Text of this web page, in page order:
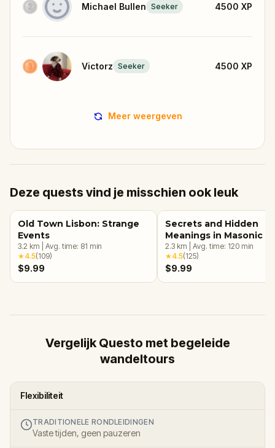
Michael Bullen Seeker 4500 XP
Victorz Seeker 4500 XP
Meer weergeven
Deze quests vind je misschien ook leuk
Old Town Lisbon: Strange
Events
3.2 km Avg. time: 81 min
★4.5(109)
$9.99
Secrets and Hidden
Meanings in Masonic
2.3 km Avg. time: 120 min
★4.5(125)
$9.99
Vergelijk Questo met begeleide
wandeltours
Flexibiliteit
TRADITIONELE RONDLEIDINGEN
Vaste tijden, geen pauzeren